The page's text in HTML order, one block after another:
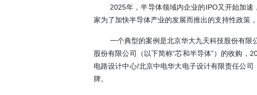
2025年，半导体领域内企业的IPO又开始加
家为了加快半导体产业的发展而推出的支持性政策
一个典型的案例是北京华大九天科技股份有限
股份有限公司（以下简称“芯和半导体”）的收购，
电路设计中心/北京中电华大电子设计有限责任公
牌。